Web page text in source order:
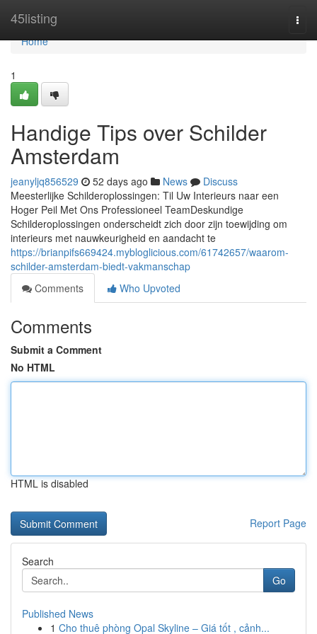
45listing
Home
Home
1
Handige Tips over Schilder
Amsterdam
jeanyljq856529 52 days ago News
Discuss
Meesterlijke Schilderoplossingen: Til Uw Interieurs naar een
Hoger Peil Met Ons Professioneel TeamDeskundige
Schilderoplossingen onderscheidt zich door zijn toewijding om
interieurs met nauwkeurigheid en aandacht te
https://brianpifs669424.mybloglicious.com/61742657/waarom-
schilder-amsterdam-biedt-vakmanschap
Comments
Who Upvoted
Comments
Submit a Comment
No HTML
HTML is disabled
Report Page
Search
Go
Published News
1 Cho thuê phòng Opal Skyline – Giá tốt , cảnh...